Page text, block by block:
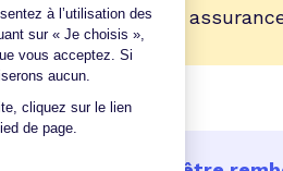
la meilleure